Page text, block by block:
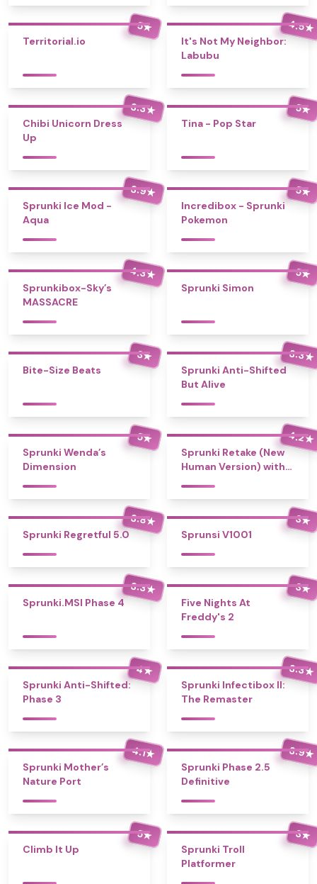
5★
Territorial.io
4.5★
It's Not My Neighbor:
Labubu
3.3★
Chibi Unicorn Dress
Up
5★
Tina - Pop Star
3.9★
Sprunki Ice Mod -
Aqua
5★
Incredibox - Sprunki
Pokemon
4.3★
Sprunkibox-Sky’s
MASSACRE
5★
Sprunki Simon
3★
Bite-Size Beats
3.3★
Sprunki Anti-Shifted
But Alive
5★
Sprunki Wenda’s
Dimension
4.2★
Sprunki Retake (New
Human Version) with
3.8★
Sprunki Regretful 5.0
3★
Sprunsi V1001
3.3★
Sprunki.MSI Phase 4
3★
Five Nights At
Freddy's 2
4★
Sprunki Anti-Shifted:
Phase 3
3.3★
Sprunki Infectibox II:
The Remaster
4.1★
Sprunki Mother’s
Nature Port
3.9★
Sprunki Phase 2.5
Definitive
5★
Climb It Up
3★
Sprunki Troll
Platformer